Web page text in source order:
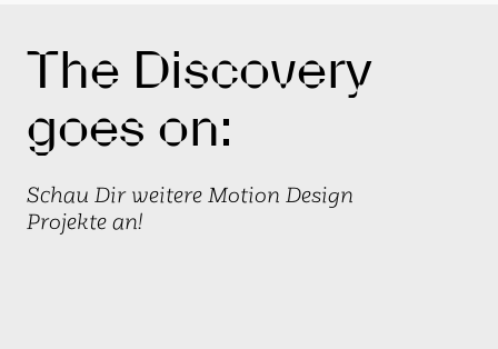
The Discovery
goes on:
Schau Dir weitere Motion Design
Projekte an!